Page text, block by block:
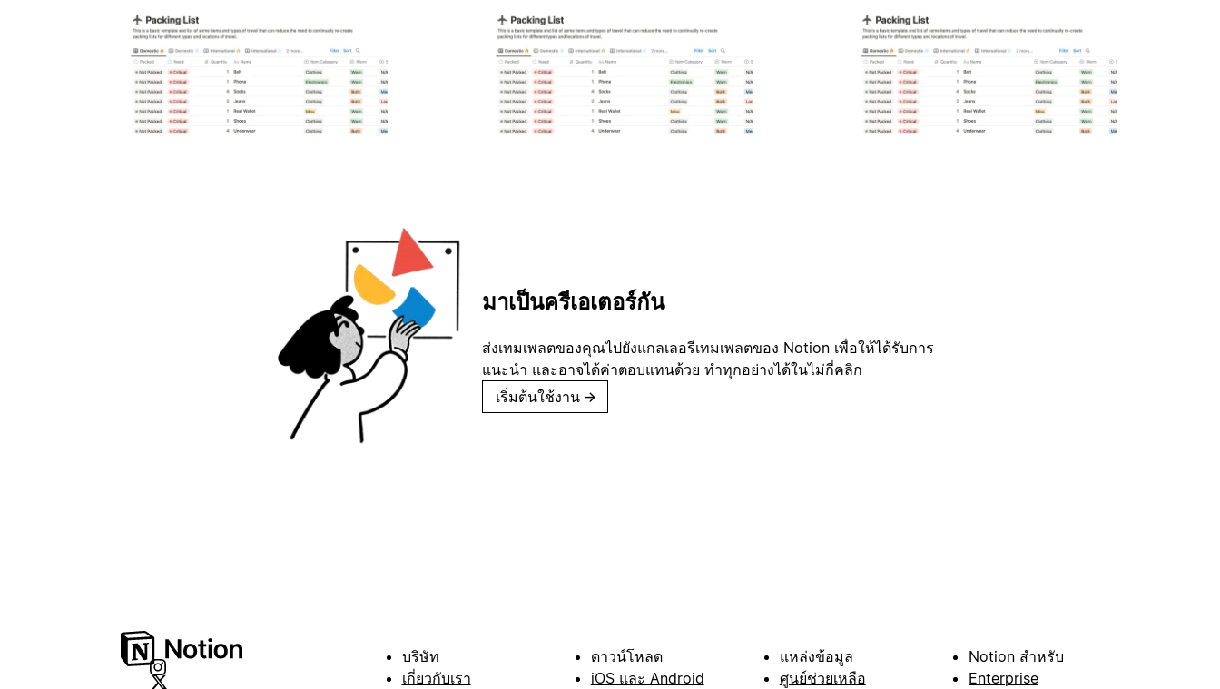
มาเป็นครีเอเตอร์กัน
ส่งเทมเพลตของคุณไปยังแกลเลอรีเทมเพลตของ Notion เพื่อให้ได้รับการ
แนะนำ และอาจได้ค่าตอบแทนด้วย ทำทุกอย่างได้ในไม่กี่คลิก
เริ่มต้นใช้งาน →
บริษัท
เกี่ยวกับเรา
ดาวน์โหลด
iOS และ Android
แหล่งข้อมูล
ศูนย์ช่วยเหลือ
Notion สำหรับ
Enterprise